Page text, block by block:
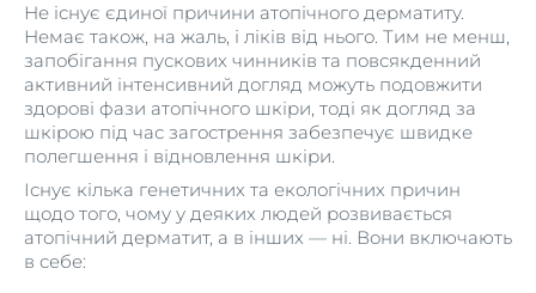
Не існує єдиної причини атопічного дерматиту.
Немає також, на жаль, і ліків від нього. Тим не менш,
запобігання пускових чинників та повсякденний
активний інтенсивний догляд можуть подовжити
здорові фази атопічного шкіри, тоді як догляд за
шкірою під час загострення забезпечує швидке
полегшення і відновлення шкіри.
Існує кілька генетичних та екологічних причин
щодо того, чому у деяких людей розвивається
атопічний дерматит, а в інших — ні. Вони включають
в себе: